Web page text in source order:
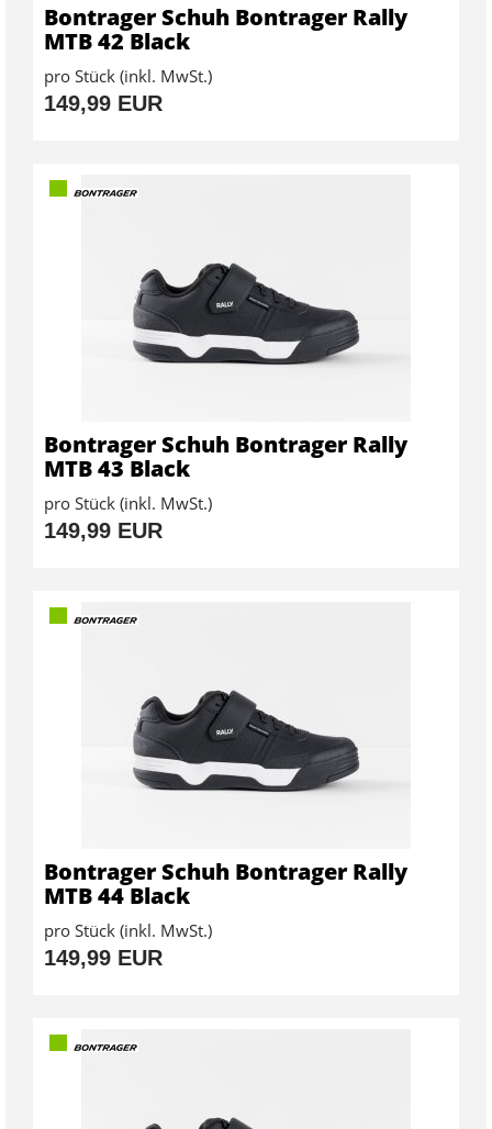
Bontrager Schuh Bontrager Rally
MTB 42 Black
pro Stück (inkl. MwSt.)
149,99 EUR
Bontrager Schuh Bontrager Rally
MTB 43 Black
pro Stück (inkl. MwSt.)
149,99 EUR
Bontrager Schuh Bontrager Rally
MTB 44 Black
pro Stück (inkl. MwSt.)
149,99 EUR